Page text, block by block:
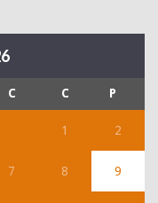
C C P
1 2
7 8 9